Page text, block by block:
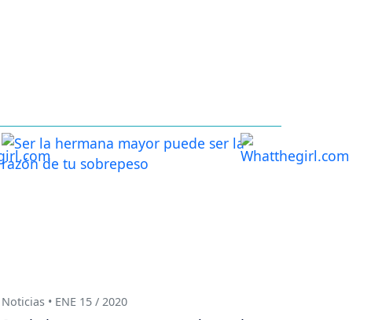
Noticias • ENE 15 / 2020